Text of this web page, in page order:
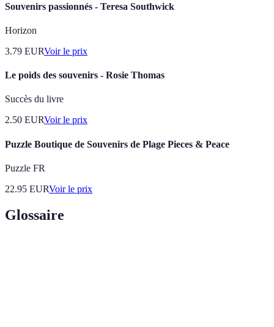
Souvenirs passionnés - Teresa Southwick
Horizon
3.79 EURVoir le prix
Le poids des souvenirs - Rosie Thomas
Succès du livre
2.50 EURVoir le prix
Puzzle Boutique de Souvenirs de Plage Pieces & Peace
Puzzle FR
22.95 EURVoir le prix
Glossaire